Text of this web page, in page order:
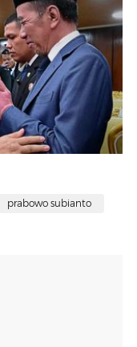
prabowo subianto